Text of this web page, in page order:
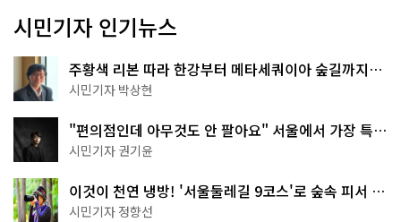
시민기자 인기뉴스
주황색 리본 따라 한강부터 메타세쿼이아 숲길까지…
서울둘레길 15코스
시민기자 박상현
"편의점인데 아무것도 안 팔아요" 서울에서 가장 특별
한 편의점의 정체
시민기자 권기윤
이것이 천연 냉방! '서울둘레길 9코스'로 숲속 피서 떠
나볼까
시민기자 정향선